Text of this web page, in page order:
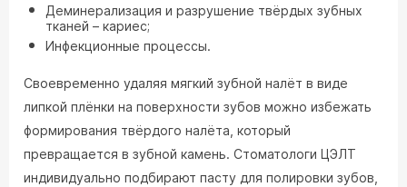
Деминерализация и разрушение твёрдых зубных
тканей – кариес;
Инфекционные процессы.
Своевременно удаляя мягкий зубной налёт в виде
липкой плёнки на поверхности зубов можно избежать
формирования твёрдого налёта, который
превращается в зубной камень. Стоматологи ЦЭЛТ
индивидуально подбирают пасту для полировки зубов,